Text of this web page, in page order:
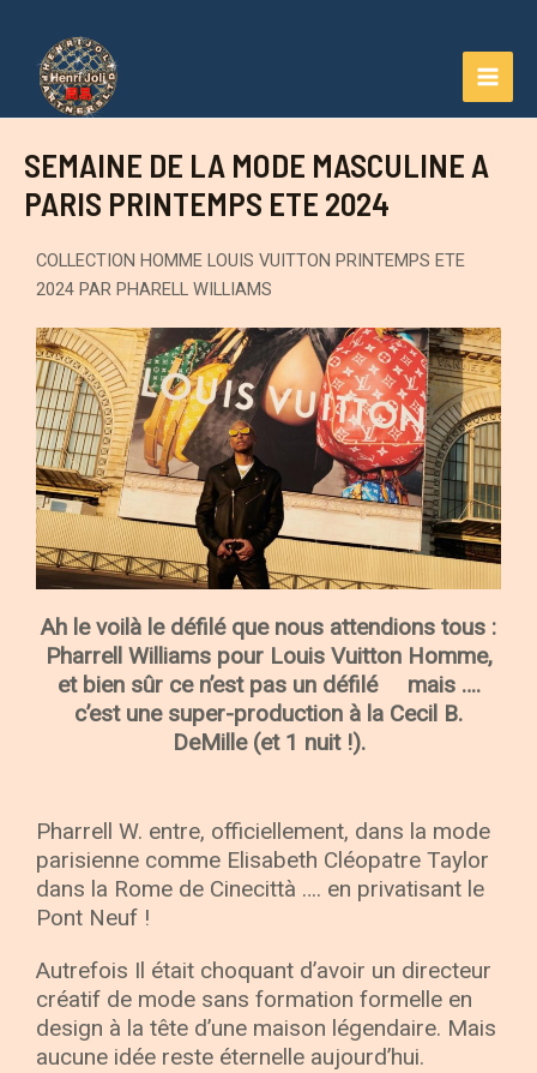
SEMAINE DE LA MODE MASCULINE A
PARIS PRINTEMPS ETE 2024
COLLECTION HOMME LOUIS VUITTON PRINTEMPS ETE
2024 PAR PHARELL WILLIAMS
Ah le voilà le défilé que nous attendions tous :
Pharrell Williams pour Louis Vuitton Homme,
et bien sûr ce n’est pas un défilé mais ….
c’est une super-production à la Cecil B.
DeMille (et 1 nuit !).
Pharrell W. entre, officiellement, dans la mode
parisienne comme Elisabeth Cléopatre Taylor
dans la Rome de Cinecittà …. en privatisant le
Pont Neuf !
Autrefois Il était choquant d’avoir un directeur
créatif de mode sans formation formelle en
design à la tête d’une maison légendaire. Mais
aucune idée reste éternelle aujourd’hui.